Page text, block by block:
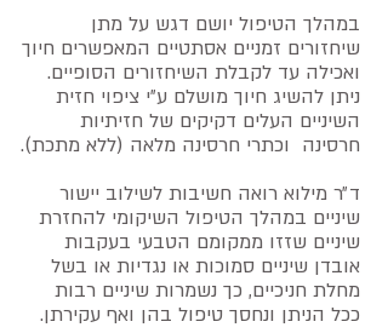
במהלך הטיפול יושם דגש על מתן
שיחזורים זמניים אסתטיים המאפשרים חיוך
ואכילה עד לקבלת השיחזורים הסופיים.
ניתן להשיג חיוך מושלם ע״י ציפוי חזית
השיניים העלים דקיקים של חזיתיות
חרסינה וכתרי חרסינה מלאה (ללא מתכת).
ד״ר מילוא רואה חשיבות לשילוב יישור
שיניים במהלך הטיפול השיקומי להחזרת
שיניים שזזו ממקומם הטבעי בעקבות
אובדן שיניים סמוכות או נגדיות או בשל
מחלת חניכיים, כך נשמרות שיניים רבות
ככל הניתן ונחסך טיפול בהן ואף עקירתן.